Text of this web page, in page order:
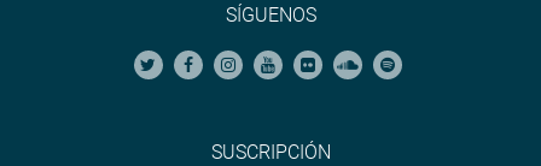
SÍGUENOS
SUSCRIPCIÓN